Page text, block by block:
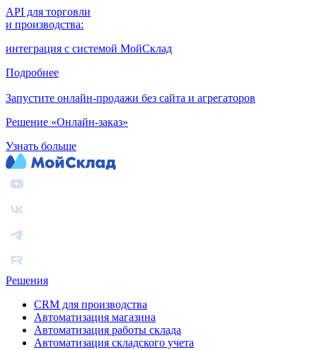
API для торговли
и производства:
интеграция с системой МойСклад
Подробнее
Запустите онлайн-продажи без сайта и агрегаторов
Решение «Онлайн-заказ»
Узнать больше
Решения
CRM для производства
Автоматизация магазина
Автоматизация работы склада
Автоматизация складского учета